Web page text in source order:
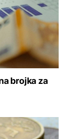
brojka za